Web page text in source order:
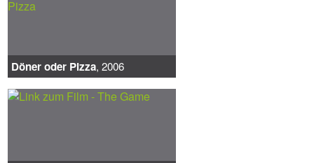
Döner oder Pizza, 2006